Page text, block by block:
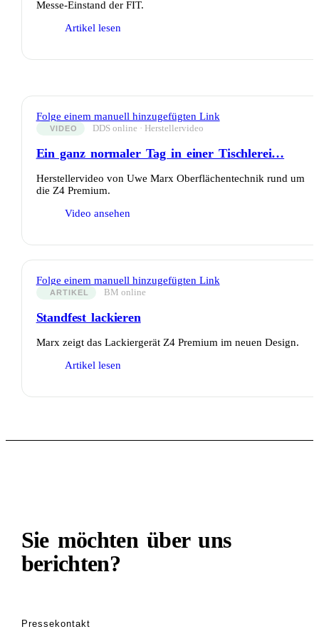
Messe-Einstand der FIT.
Artikel lesen
Folge einem manuell hinzugefügten Link
VIDEO DDS online · Herstellervideo
Ein ganz normaler Tag in einer Tischlerei…
Herstellervideo von Uwe Marx Oberflächentechnik rund um
die Z4 Premium.
Video ansehen
Folge einem manuell hinzugefügten Link
ARTIKEL BM online
Standfest lackieren
Marx zeigt das Lackiergerät Z4 Premium im neuen Design.
Artikel lesen
Sie möchten über uns
berichten?
Pressekontakt